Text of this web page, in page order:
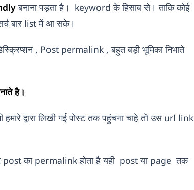
बनाना पड़ता है। keyword के हिसाब से। ताकि कोई
बार list में आ सके।
, Post permalink , बहुत बड़ी भूमिका निभाते
है।
द्वारा लिखी गई पोस्ट तक पहुंचना चाहे तो उस url link
का permalink होता है यही post या page तक